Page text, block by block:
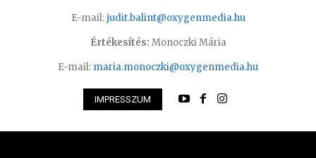
E-mail:judit.balint@oxygenmedia.hu
Értékesítés: Monoczki Mária
E-mail: maria.monoczki@oxygenmedia.hu
IMPRESSZUM